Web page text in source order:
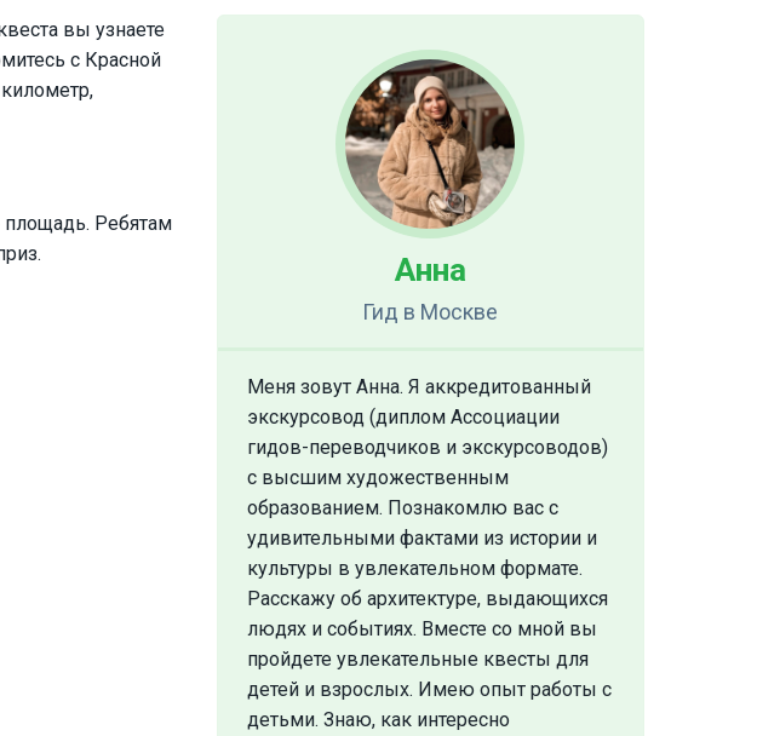
вы узнаете
с Красной
Ребятам
Анна
Гид в Москве
Меня зовут Анна. Я аккредитованный
экскурсовод (диплом Ассоциации
гидов-переводчиков и экскурсоводов)
с высшим художественным
образованием. Познакомлю вас с
удивительными фактами из истории и
культуры в увлекательном формате.
Расскажу об архитектуре, выдающихся
людях и событиях. Вместе со мной вы
пройдете увлекательные квесты для
детей и взрослых. Имею опыт работы с
детьми. Знаю, как интересно